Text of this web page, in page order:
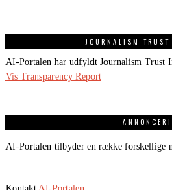
JOURNALISM
AI-Portalen har udfyldt Journalism Trust
Vis Transparency Report
AI-Portalen tilbyder en række forskellige